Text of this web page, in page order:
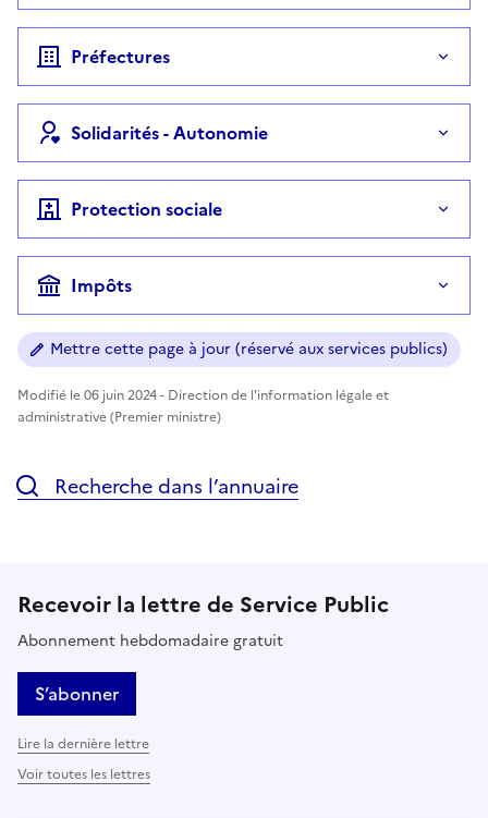
Préfectures
Solidarités - Autonomie
Protection sociale
Impôts
Mettre cette page à jour (réservé aux services publics)
Modifié le 06 juin 2024 - Direction de l'information légale et
administrative (Premier ministre)
Recherche dans l’annuaire
Recevoir la lettre de Service Public
Abonnement hebdomadaire gratuit
S’abonner
Lire la dernière lettre
Voir toutes les lettres